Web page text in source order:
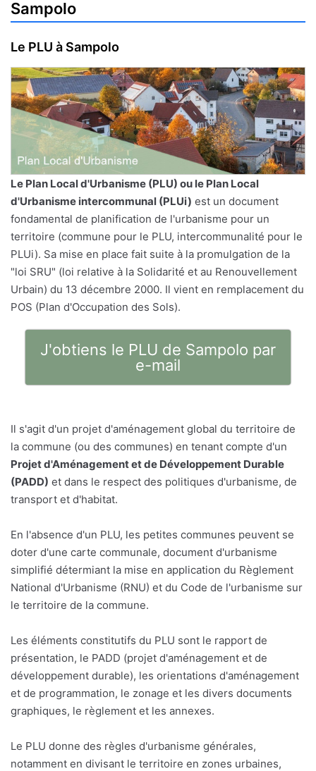
Sampolo
Le PLU à Sampolo
Le Plan Local d'Urbanisme (PLU) ou le Plan Local
d'Urbanisme intercommunal (PLUi) est un document
fondamental de planification de l'urbanisme pour un
territoire (commune pour le PLU, intercommunalité pour le
PLUi). Sa mise en place fait suite à la promulgation de la
"loi SRU" (loi relative à la Solidarité et au Renouvellement
Urbain) du 13 décembre 2000. Il vient en remplacement du
POS (Plan d'Occupation des Sols).
J'obtiens le PLU de Sampolo par
e-mail
Il s'agit d'un projet d'aménagement global du territoire de
la commune (ou des communes) en tenant compte d'un
Projet d'Aménagement et de Développement Durable
(PADD) et dans le respect des politiques d'urbanisme, de
transport et d'habitat.
En l'absence d'un PLU, les petites communes peuvent se
doter d'une carte communale, document d'urbanisme
simplifié détermiant la mise en application du Règlement
National d'Urbanisme (RNU) et du Code de l'urbanisme sur
le territoire de la commune.
Les éléments constitutifs du PLU sont le rapport de
présentation, le PADD (projet d'aménagement et de
développement durable), les orientations d'aménagement
et de programmation, le zonage et les divers documents
graphiques, le règlement et les annexes.
Le PLU donne des règles d'urbanisme générales,
notamment en divisant le territoire en zones urbaines,